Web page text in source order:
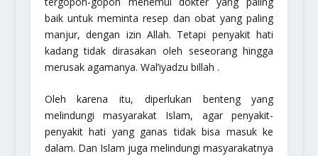
baik untuk meminta resep dan obat yang paling
manjur, dengan izin Allah. Tetapi penyakit hati
kadang tidak dirasakan oleh seseorang hingga
merusak agamanya. Wal’iyadzu billah .
Oleh karena itu, diperlukan benteng yang
melindungi masyarakat Islam, agar penyakit-
penyakit hati yang ganas tidak bisa masuk ke
dalam. Dan Islam juga melindungi masyarakatnya